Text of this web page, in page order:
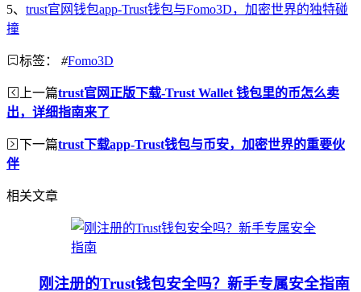
5、 trust官网钱包app-Trust钱包与Fomo3D，加密世界的独特碰
撞
标签： #Fomo3D
上一篇trust官网正版下载-Trust Wallet 钱包里的币怎么卖
出，详细指南来了
下一篇trust下载app-Trust钱包与币安，加密世界的重要伙
伴
相关文章
刚注册的Trust钱包安全吗？新手专属安全指南